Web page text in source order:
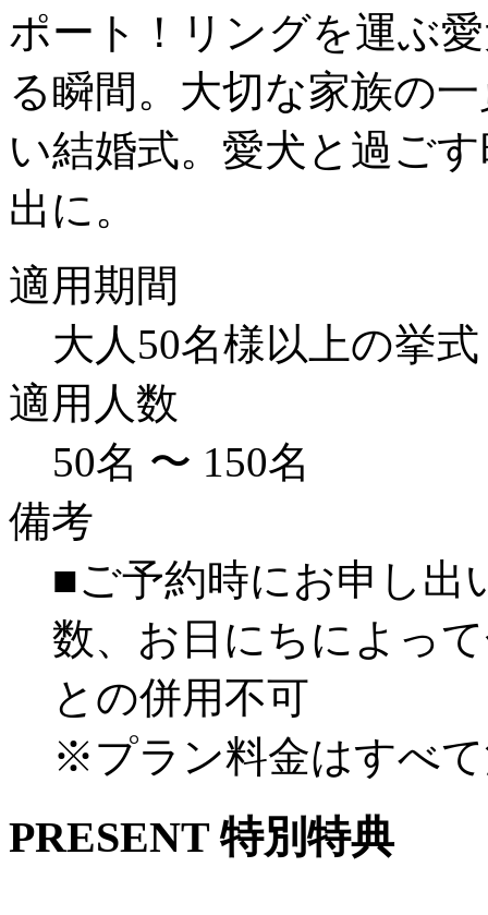
ポート！リングを運ぶ
る瞬間。大切な家族の
い結婚式。愛犬と過ご
出に。
適用期間
大人50名様以上の挙
適用人数
50名 〜 150名
備考
■ご予約時にお申し出
数、お日にちによっ
との併用不可
※プラン料金はすべ
PRESENT 特別特典